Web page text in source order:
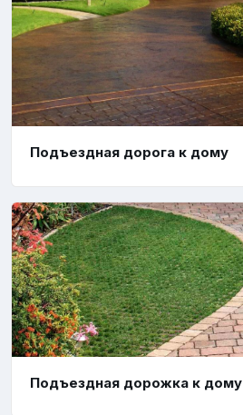
Подъездная дорога к дому
Подъездная дорожка к дому